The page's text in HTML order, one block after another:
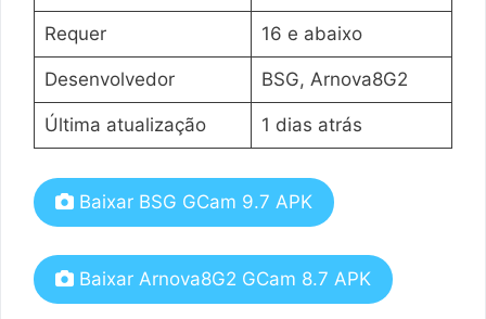
Requer 16 e abaixo
Desenvolvedor BSG, Arnova8G2
Última atualização 1 dias atrás
Baixar BSG GCam 9.7 APK
Baixar Arnova8G2 GCam 8.7 APK